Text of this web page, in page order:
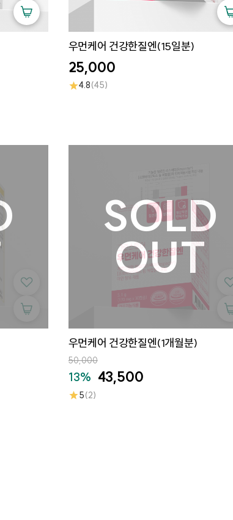
우먼케어 건강한질엔(15일분)
25,000
★4.8(45)
우먼케어 건강한질엔(1개월분)
50,000
13% 43,500
★5(2)